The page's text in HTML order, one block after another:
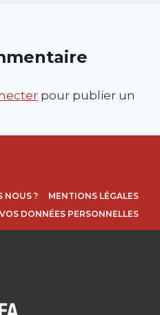
pour publier un
NOUS ?
MENTIONS LÉGALES
VOS DONNÉES PERSONNELLES